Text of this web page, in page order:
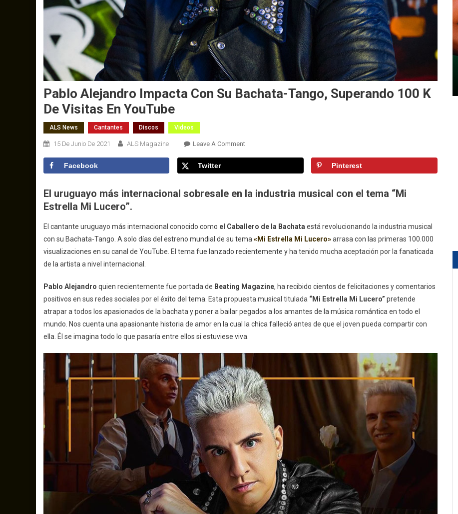
Pablo Alejandro Impacta Con Su Bachata-Tango, Superando 100 K
De Visitas En YouTube
ALS News Cantantes Discos Videos
15 De Junio De 2021 ALS Magazine Leave A CommentOn
Con
Tango,
Superando
100
Facebook Twitter Pinterest
El uruguayo más internacional sobresale en la industria musical con el tema “Mi
Estrella Mi Lucero”.
El cantante uruguayo más internacional conocido como el Caballero de la Bachata está revolucionando la industria musical
con su Bachata-Tango. A solo días del estreno mundial de su tema «Mi Estrella Mi Lucero»arrasa con las primeras 100.000
visualizaciones en su canal de YouTube. El tema fue lanzado recientemente y ha tenido mucha aceptación por la fanaticada
de la artista a nivel internacional.
Pablo Alejandro quien recientemente fue portada de Beating Magazine, ha recibido cientos de felicitaciones y comentarios
positivos en sus redes sociales por el éxito del tema. Esta propuesta musical titulada “Mi Estrella Mi Lucero” pretende
atrapar a todos los apasionados de la bachata y poner a bailar pegados a los amantes de la música romántica en todo el
mundo. Nos cuenta una apasionante historia de amor en la cual la chica falleció antes de que el joven pueda compartir con
ella. Él se imagina todo lo que pasaría entre ellos si estuviese viva.